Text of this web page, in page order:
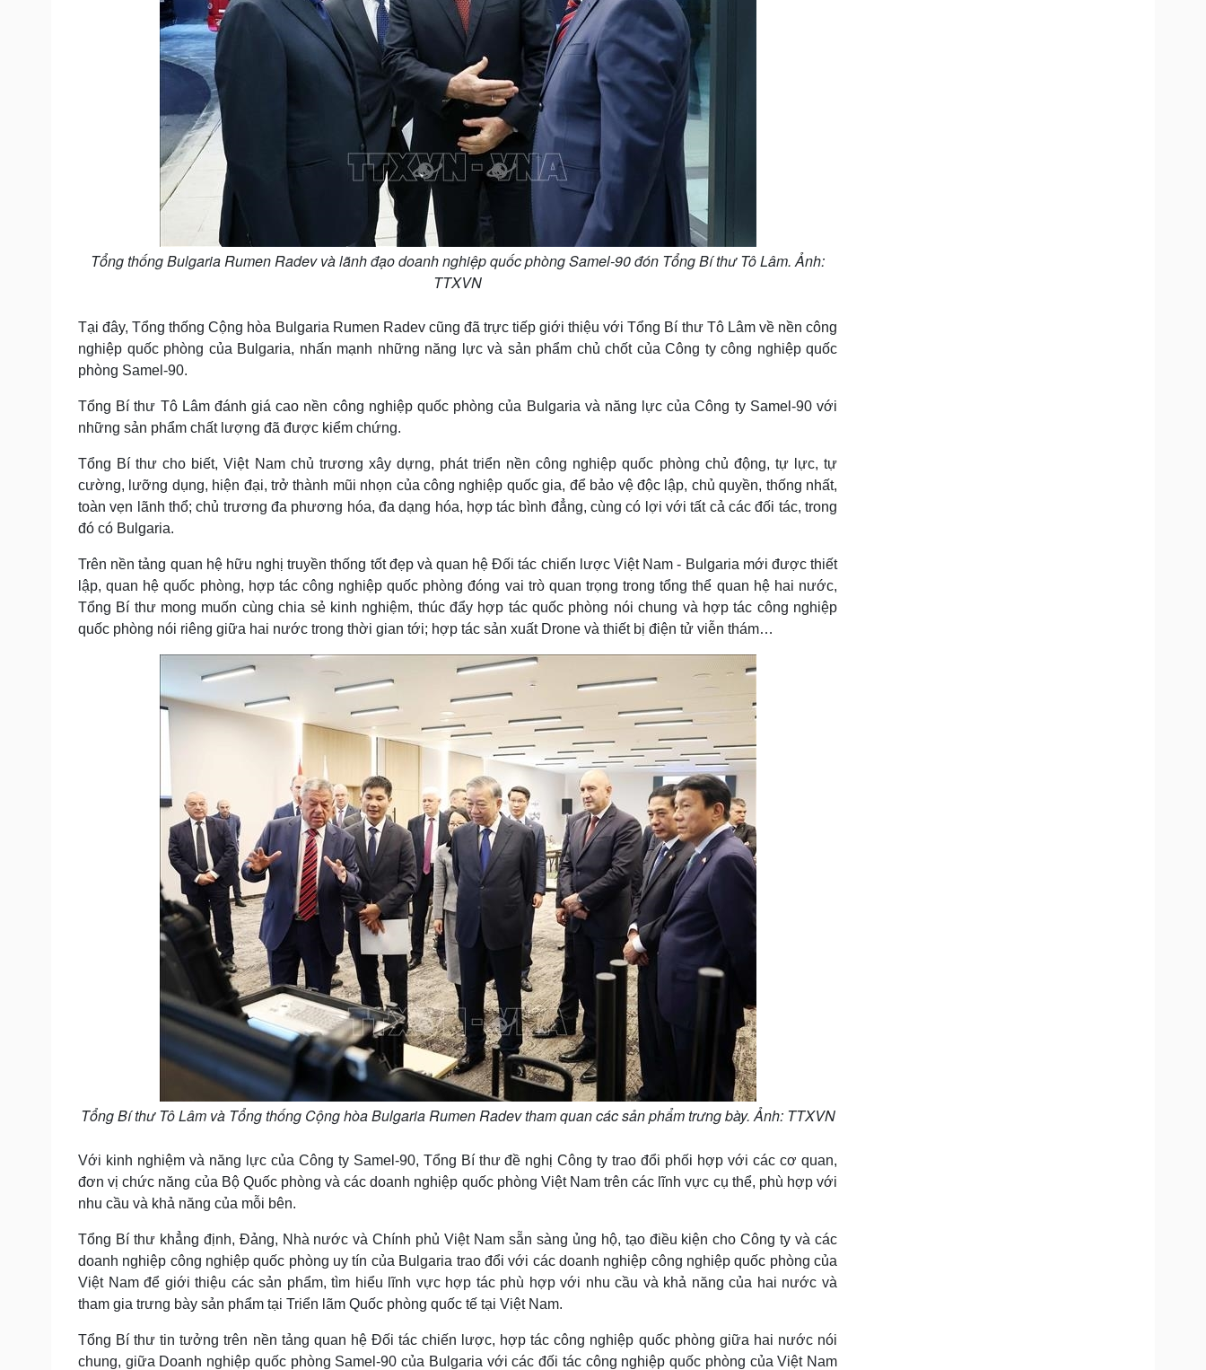
Tổng thống Bulgaria Rumen Radev và lãnh đạo doanh nghiệp quốc phòng Samel-90 đón Tổng Bí thư Tô Lâm. Ảnh:
TTXVN
Tại đây, Tổng thống Cộng hòa Bulgaria Rumen Radev cũng đã trực tiếp giới thiệu với Tổng Bí thư Tô Lâm về nền công
nghiệp quốc phòng của Bulgaria, nhấn mạnh những năng lực và sản phẩm chủ chốt của Công ty công nghiệp quốc
phòng Samel-90.
Tổng Bí thư Tô Lâm đánh giá cao nền công nghiệp quốc phòng của Bulgaria và năng lực của Công ty Samel-90 với
những sản phẩm chất lượng đã được kiểm chứng.
Tổng Bí thư cho biết, Việt Nam chủ trương xây dựng, phát triển nền công nghiệp quốc phòng chủ động, tự lực, tự
cường, lưỡng dụng, hiện đại, trở thành mũi nhọn của công nghiệp quốc gia, để bảo vệ độc lập, chủ quyền, thống nhất,
toàn vẹn lãnh thổ; chủ trương đa phương hóa, đa dạng hóa, hợp tác bình đẳng, cùng có lợi với tất cả các đối tác, trong
đó có Bulgaria.
Trên nền tảng quan hệ hữu nghị truyền thống tốt đẹp và quan hệ Đối tác chiến lược Việt Nam - Bulgaria mới được thiết
lập, quan hệ quốc phòng, hợp tác công nghiệp quốc phòng đóng vai trò quan trọng trong tổng thể quan hệ hai nước,
Tổng Bí thư mong muốn cùng chia sẻ kinh nghiệm, thúc đẩy hợp tác quốc phòng nói chung và hợp tác công nghiệp
quốc phòng nói riêng giữa hai nước trong thời gian tới; hợp tác sản xuất Drone và thiết bị điện tử viễn thám…
Tổng Bí thư Tô Lâm và Tổng thống Cộng hòa Bulgaria Rumen Radev tham quan các sản phẩm trưng bày. Ảnh: TTXVN
Với kinh nghiệm và năng lực của Công ty Samel-90, Tổng Bí thư đề nghị Công ty trao đổi phối hợp với các cơ quan,
đơn vị chức năng của Bộ Quốc phòng và các doanh nghiệp quốc phòng Việt Nam trên các lĩnh vực cụ thể, phù hợp với
nhu cầu và khả năng của mỗi bên.
Tổng Bí thư khẳng định, Đảng, Nhà nước và Chính phủ Việt Nam sẵn sàng ủng hộ, tạo điều kiện cho Công ty và các
doanh nghiệp công nghiệp quốc phòng uy tín của Bulgaria trao đổi với các doanh nghiệp công nghiệp quốc phòng của
Việt Nam để giới thiệu các sản phẩm, tìm hiểu lĩnh vực hợp tác phù hợp với nhu cầu và khả năng của hai nước và
tham gia trưng bày sản phẩm tại Triển lãm Quốc phòng quốc tế tại Việt Nam.
Tổng Bí thư tin tưởng trên nền tảng quan hệ Đối tác chiến lược, hợp tác công nghiệp quốc phòng giữa hai nước nói
chung, giữa Doanh nghiệp quốc phòng Samel-90 của Bulgaria với các đối tác công nghiệp quốc phòng của Việt Nam